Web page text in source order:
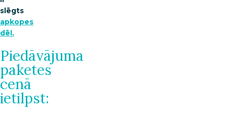
slēgts
apkopes
dēļ.
Piedāvājuma
paketes
cenā
ietilpst: